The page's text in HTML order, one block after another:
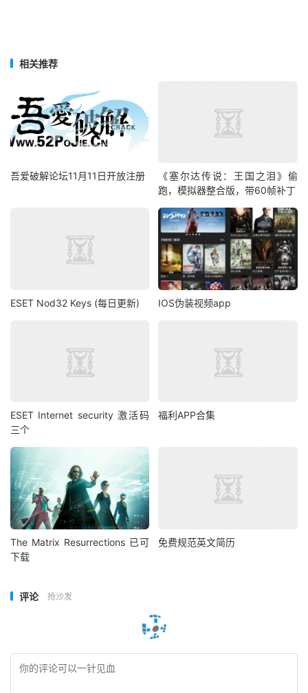
相关推荐
吾爱破解论坛11月11日开放注册
《塞尔达传说：王国之泪》偷
跑，模拟器整合版，带60帧补丁
ESET Nod32 Keys (每日更新) IOS伪装视频app
ESET Internet security 激活码
三个
福利APP合集
The Matrix Resurrections 已可
下载
免费规范英文简历
评论 抢沙发